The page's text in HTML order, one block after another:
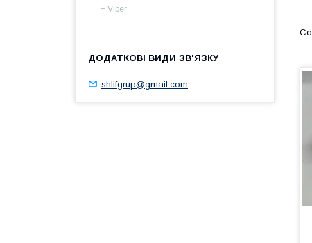
+ Viber
shlifgrup@gmail.com